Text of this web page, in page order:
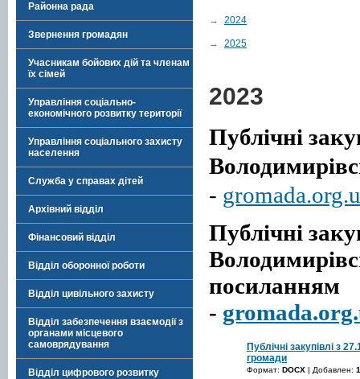
Районна рада
Звернення громадян
Учасникам бойових дій та членам
їх сімей
Управління соціально-
економічного розвитку території
Управління соціального захисту
населення
Служба у справах дітей
Архівний відділ
Фінансовий відділ
Відділ оборонної роботи
Відділ цивільного захисту
Відділ забезпечення взаємодії з
органами місцевого
самоврядування
Відділ цифрового розвитку
→ 2024
→ 2025
2023
Публічні
-
Публічні
посиланням
-
Публічні закупівлі з
громади
Формат: DOCX | Добавлен: